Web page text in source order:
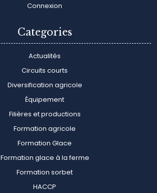
Connexion
Categories
Actualités
Circuits courts
Diversification agricole
Équipement
Filières et productions
Formation agricole
Formation Glace
Formation glace à la ferme
Formation sorbet
HACCP